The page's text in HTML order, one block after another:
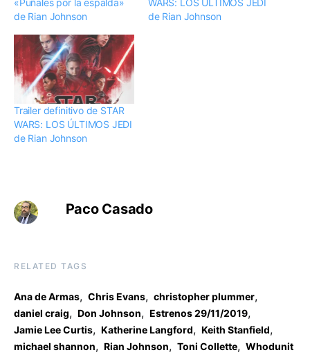
«Puñales por la espalda»
de Rian Johnson
WARS: LOS ÚLTIMOS JEDI
de Rian Johnson
Trailer definitivo de STAR
WARS: LOS ÚLTIMOS JEDI
de Rian Johnson
Paco Casado
RELATED TAGS
Ana de Armas, Chris Evans, christopher plummer,
daniel craig, Don Johnson, Estrenos 29/11/2019,
Jamie Lee Curtis, Katherine Langford, Keith Stanfield,
michael shannon, Rian Johnson, Toni Collette, Whodunit